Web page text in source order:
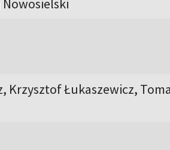
Nowosielski
Krzysztof Łukaszewicz,